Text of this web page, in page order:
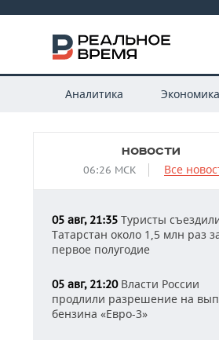
Аналитика Экономика
НОВОСТИ
06:26 МСК Все
05 авг, 21:35 Туристы
Татарстан около 1,5 млн раз
первое полугодие
05 авг, 21:20Власти России
продлили разрешение на
бензина «Евро-3»